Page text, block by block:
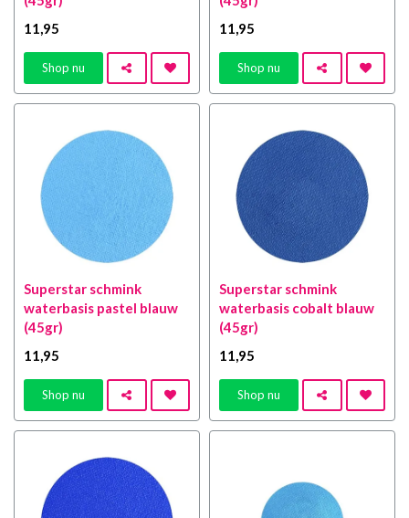
11,95
Shop nu
11,95
Shop nu
Superstar schmink
waterbasis pastel blauw
(45gr)
11,95
Shop nu
Superstar schmink
waterbasis cobalt blauw
(45gr)
11,95
Shop nu